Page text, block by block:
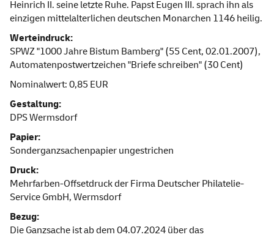
Heinrich II. seine letzte Ruhe. Papst Eugen III. sprach ihn als
einzigen mittelalterlichen deutschen Monarchen 1146 heilig.
Werteindruck:
SPWZ "1000 Jahre Bistum Bamberg" (55 Cent, 02.01.2007),
Automatenpostwertzeichen "Briefe schreiben" (30 Cent)
Nominalwert: 0,85 EUR
Gestaltung:
DPS Wermsdorf
Papier:
Sonderganzsachenpapier ungestrichen
Druck:
Mehrfarben-Offsetdruck der Firma Deutscher Philatelie-
Service GmbH, Wermsdorf
Bezug:
Die Ganzsache ist ab dem 04.07.2024 über das